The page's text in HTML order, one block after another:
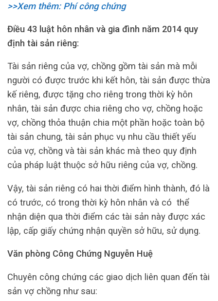
>>Xem thêm: Phí công chứng
Điều 43 luật hôn nhân và gia đình năm 2014 quy
định tài sản riêng:
Tài sản riêng của vợ, chồng gồm tài sản mà mỗi
người có được trước khi kết hôn, tài sản được thừa
kế riêng, được tặng cho riêng trong thời kỳ hôn
nhân, tài sản được chia riêng cho vợ, chồng hoặc
vợ, chồng thỏa thuận chia một phần hoặc toàn bộ
tài sản chung, tài sản phục vụ nhu cầu thiết yếu
của vợ, chồng và tài sản khác mà theo quy định
của pháp luật thuộc sở hữu riêng của vợ, chồng.
Vậy, tài sản riêng có hai thời điểm hình thành, đó là
có trước, có trong thời kỳ hôn nhân và có thể
nhận diện qua thời điểm các tài sản này được xác
lập, cấp giấy chứng nhận quyền sở hữu, sử dụng.
Văn phòng Công Chứng Nguyễn Huệ
Chuyên công chứng các giao dịch liên quan đến tài
sản vợ chồng như sau: